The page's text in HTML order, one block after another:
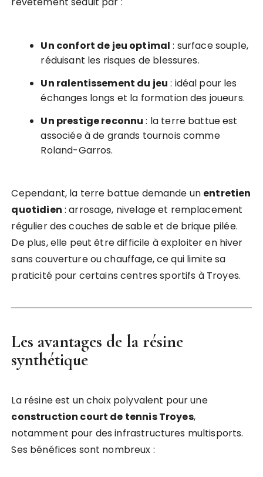
Un confort de jeu optimal : surface souple,
réduisant les risques de blessures.
Un ralentissement du jeu : idéal pour les
échanges longs et la formation des joueurs.
Un prestige reconnu : la terre battue est
associée à de grands tournois comme
Roland-Garros.
Cependant, la terre battue demande un entretien
quotidien : arrosage, nivelage et remplacement
régulier des couches de sable et de brique pilée.
De plus, elle peut être difficile à exploiter en hiver
sans couverture ou chauffage, ce qui limite sa
praticité pour certains centres sportifs à Troyes.
Les avantages de la résine
synthétique
La résine est un choix polyvalent pour une
construction court de tennis Troyes,
notamment pour des infrastructures multisports.
Ses bénéfices sont nombreux :